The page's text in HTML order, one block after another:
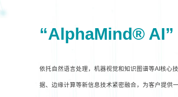
“AlphaMind® AI”
依托自然语言处理，机器视觉和知识图谱等AI核心
据、边缘计算等新信息技术紧密融合，为客户提供